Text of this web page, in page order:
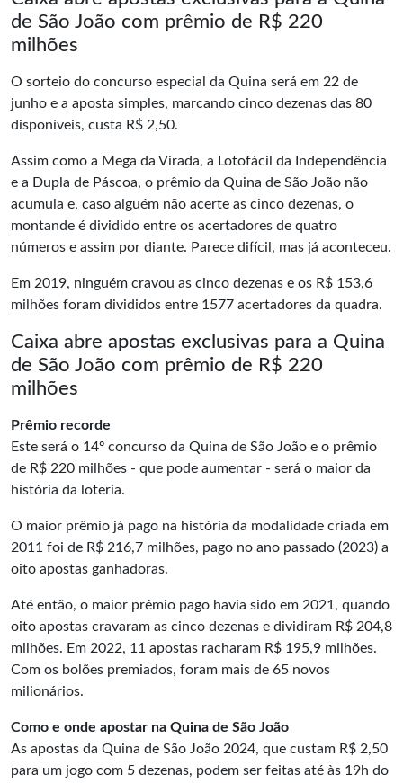
de São João com prêmio de R$ 220
milhões
O sorteio do concurso especial da Quina será em 22 de
junho e a aposta simples, marcando cinco dezenas das 80
disponíveis, custa R$ 2,50.
Assim como a Mega da Virada, a Lotofácil da Independência
e a Dupla de Páscoa, o prêmio da Quina de São João não
acumula e, caso alguém não acerte as cinco dezenas, o
montande é dividido entre os acertadores de quatro
números e assim por diante. Parece difícil, mas já aconteceu.
Em 2019, ninguém cravou as cinco dezenas e os R$ 153,6
milhões foram divididos entre 1577 acertadores da quadra.
Caixa abre apostas exclusivas para a Quina
de São João com prêmio de R$ 220
milhões
Prêmio recorde
Este será o 14º concurso da Quina de São João e o prêmio
de R$ 220 milhões - que pode aumentar - será o maior da
história da loteria.
O maior prêmio já pago na história da modalidade criada em
2011 foi de R$ 216,7 milhões, pago no ano passado (2023) a
oito apostas ganhadoras.
Até então, o maior prêmio pago havia sido em 2021, quando
oito apostas cravaram as cinco dezenas e dividiram R$ 204,8
milhões. Em 2022, 11 apostas racharam R$ 195,9 milhões.
Com os bolões premiados, foram mais de 65 novos
milionários.
Como e onde apostar na Quina de São João
As apostas da Quina de São João 2024, que custam R$ 2,50
para um jogo com 5 dezenas, podem ser feitas até às 19h do